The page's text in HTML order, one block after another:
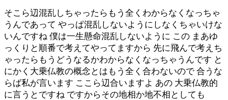
そこら辺混乱しちゃったらもう全くわからなくなっちゃ
うんであって やっぱ混乱しないようにしなくちゃいけな
いんですね 僕は一生懸命混乱しないように この まあゆ
っくりと順番で考えてやってますから 先に飛んで考えち
ゃったらもうどうなるかわからなくなっちゃうんです と
にかく大乗仏教の概念とはもう全く合わないので 合うな
らば私が言います ここら辺合いますよ あの 大乗仏教的
に言うとですね ですからその地相か地不相としても